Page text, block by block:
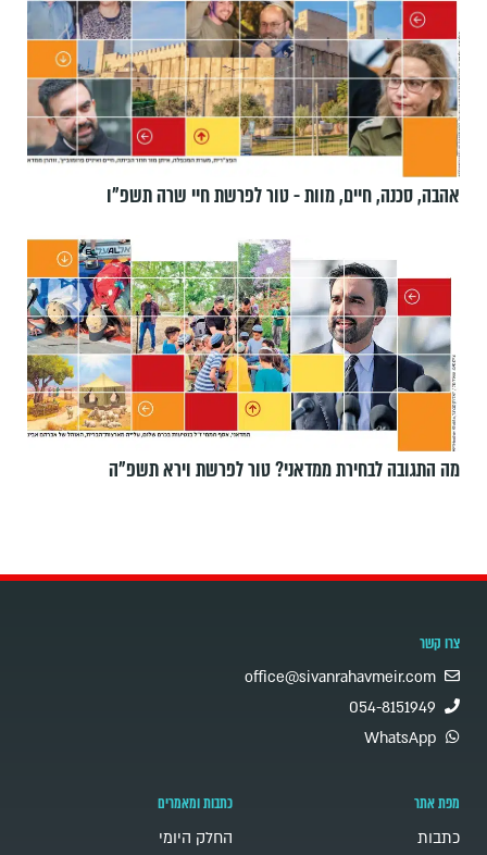
אהבה, סכנה, חיים, מוות - טור לפרשת חיי שרה תשפ"ו
מה התגובה לבחירת ממדאני? טור לפרשת וירא תשפ"ה
צרו קשר
office@sivanrahavmeir.com
054-8151949
WhatsApp
מפת אתר
כתבות
כתבות ומאמרים
החלק היומי